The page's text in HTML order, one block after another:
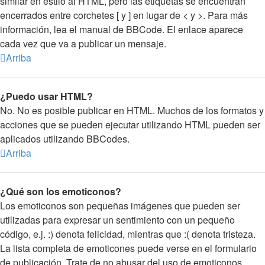
encerrados entre corchetes [ y ] en lugar de < y >. Para más
información, lea el manual de BBCode. El enlace aparece
cada vez que va a publicar un mensaje.
Arriba
¿Puedo usar HTML?
No. No es posible publicar en HTML. Muchos de los formatos y
acciones que se pueden ejecutar utilizando HTML pueden ser
aplicados utilizando BBCodes.
Arriba
¿Qué son los emoticonos?
Los emoticonos son pequeñas imágenes que pueden ser
utilizadas para expresar un sentimiento con un pequeño
código, e.j. :) denota felicidad, mientras que :( denota tristeza.
La lista completa de emoticones puede verse en el formulario